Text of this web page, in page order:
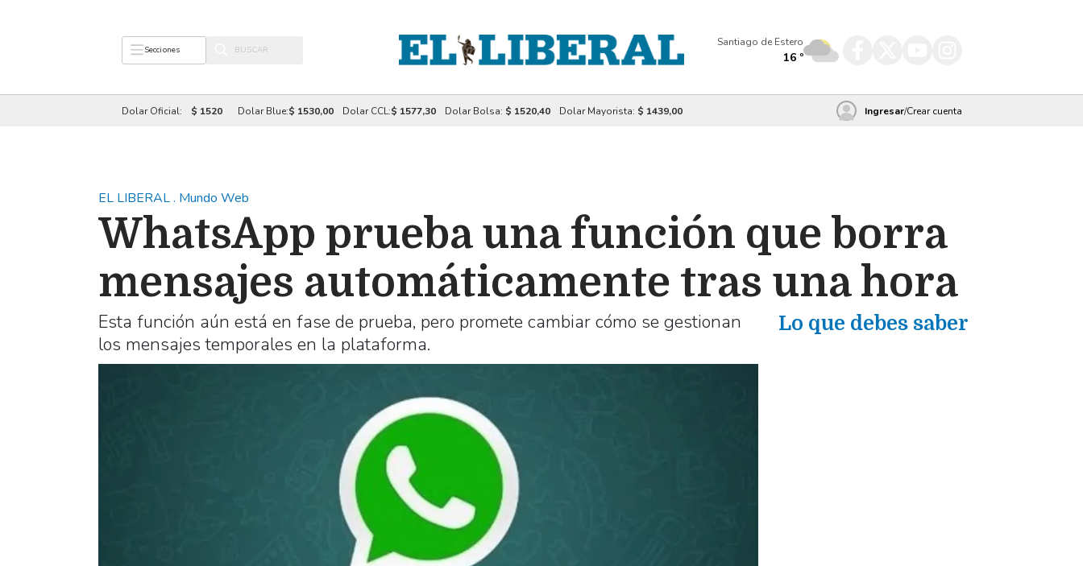
Secciones
Santiago de Estero
16 º
Dolar Oficial: $ 1520 Dolar Blue:$ 1530,00 Dolar CCL:$ 1577,30 Dolar Bolsa: $ 1520,40 Dolar Mayorista: $ 1439,00 Ingresar/Crear cuenta
EL LIBERAL. Mundo Web
WhatsApp prueba una función que borra
mensajes automáticamente tras una hora
Esta función aún está en fase de prueba, pero promete cambiar cómo se gestionan
los mensajes temporales en la plataforma.
Lo que debes saber